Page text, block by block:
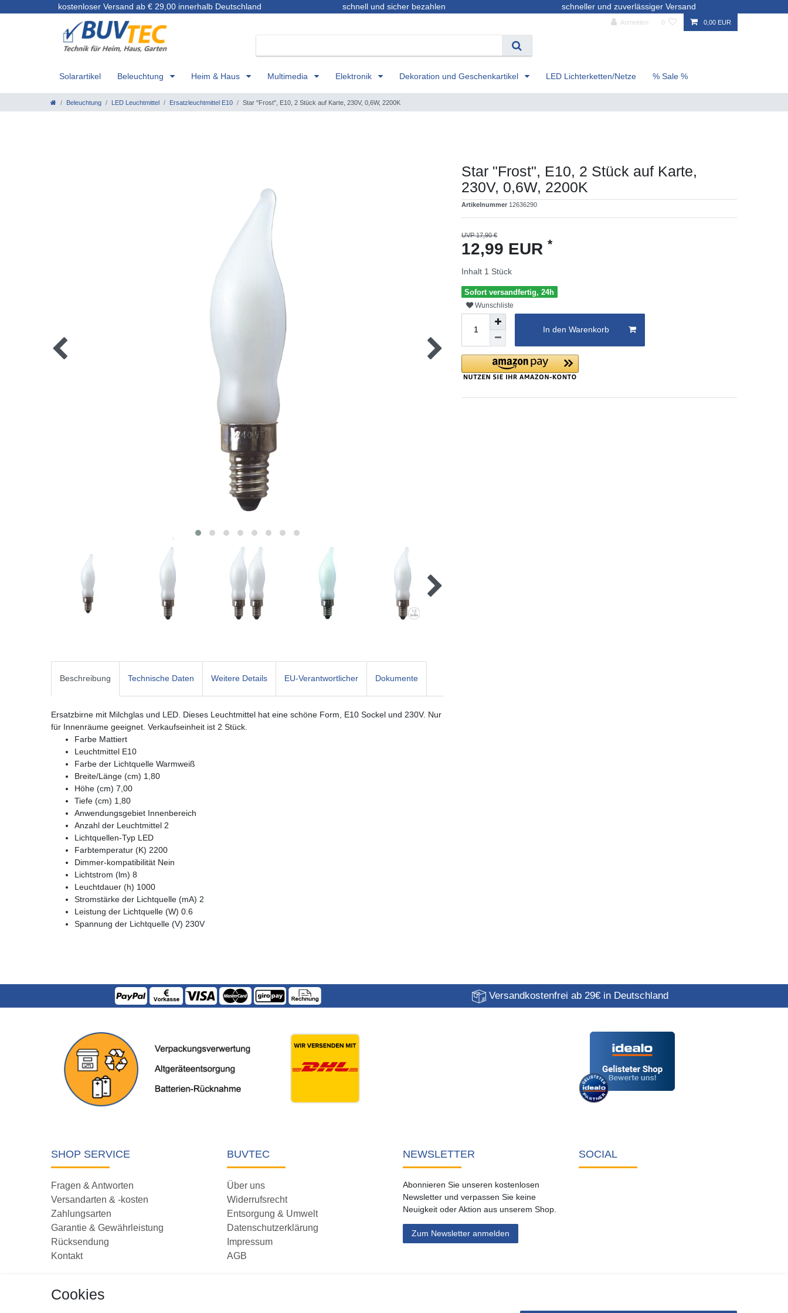
kostenloser Versand ab € 29,00 innerhalb Deutschland schnell und sicher bezahlen schneller und zuverlässiger Versand
Anmelden 0 0,00 EUR
Solarartikel Beleuchtung Heim & Haus Multimedia Elektronik Dekoration und Geschenkartikel LED Lichterketten/Netze % Sale %
Beleuchtung LED Leuchtmittel Ersatzleuchtmittel E10 Star "Frost", E10, 2 Stück auf Karte, 230V, 0,6W, 2200K
Star "Frost", E10, 2 Stück auf Karte,
230V, 0,6W, 2200K
Artikelnummer 12636290
UVP 17,90 €
12,99 EUR *
Inhalt 1 Stück
Sofort versandfertig, 24h
Wunschliste
In den Warenkorb
Beschreibung Technische Daten Weitere Details EU-Verantwortlicher Dokumente
Ersatzbirne mit Milchglas und LED. Dieses Leuchtmittel hat eine schöne Form, E10 Sockel und 230V. Nur
für Innenräume geeignet. Verkaufseinheit ist 2 Stück.
Farbe Mattiert
Leuchtmittel E10
Farbe der Lichtquelle Warmweiß
Breite/Länge (cm) 1,80
Höhe (cm) 7,00
Tiefe (cm) 1,80
Anwendungsgebiet Innenbereich
Anzahl der Leuchtmittel 2
Lichtquellen-Typ LED
Farbtemperatur (K) 2200
Dimmer-kompatibilität Nein
Lichtstrom (lm) 8
Leuchtdauer (h) 1000
Stromstärke der Lichtquelle (mA) 2
Leistung der Lichtquelle (W) 0.6
Spannung der Lichtquelle (V) 230V
Versandkostenfrei ab 29€ in Deutschland
SHOP SERVICE
Fragen & Antworten
Versandarten & -kosten
Zahlungsarten
Garantie & Gewährleistung
Rücksendung
Kontakt
BUVTEC
Über uns
Widerrufsrecht
Entsorgung & Umwelt
Datenschutzerklärung
Impressum
AGB
NEWSLETTER
Abonnieren Sie unseren kostenlosen
Newsletter und verpassen Sie keine
Neuigkeit oder Aktion aus unserem Shop.
Zum Newsletter anmelden
SOCIAL
Cookies